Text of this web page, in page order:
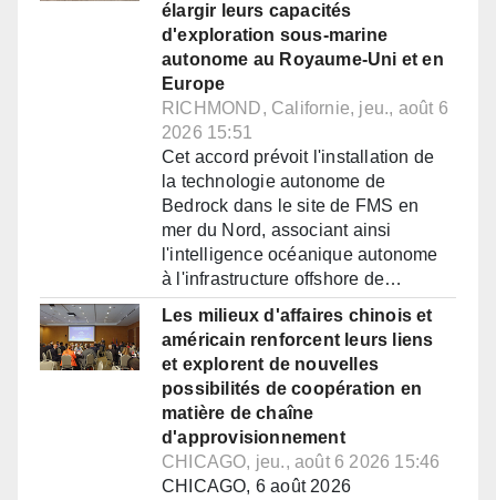
élargir leurs capacités
d'exploration sous-marine
autonome au Royaume-Uni et en
Europe
RICHMOND, Californie, jeu., août 6
2026 15:51
Cet accord prévoit l'installation de
la technologie autonome de
Bedrock dans le site de FMS en
mer du Nord, associant ainsi
l'intelligence océanique autonome
à l'infrastructure offshore de…
Les milieux d'affaires chinois et
américain renforcent leurs liens
et explorent de nouvelles
possibilités de coopération en
matière de chaîne
d'approvisionnement
CHICAGO, jeu., août 6 2026 15:46
CHICAGO, 6 août 2026